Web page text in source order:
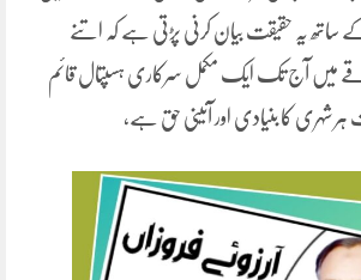
کے ساتھ یہ حقیقت بیان کرنی پڑتی ہے کہ اتنے
میں آج تک ایک مکمل سرکاری ہسپتال قائم
ہر شہری کا بنیادی اور آئینی حق ہے،